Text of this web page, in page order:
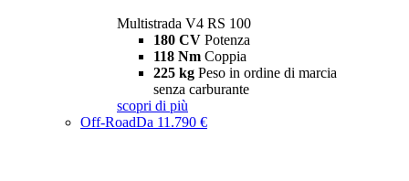
Multistrada V4 RS 100
180 CV Potenza
118 Nm Coppia
225 kg Peso in ordine di marcia
senza carburante
scopri di più
Off-RoadDa 11.790 €